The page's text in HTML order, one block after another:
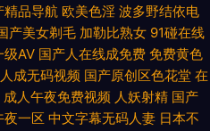
线视频 91大神日韩无码 91传媒体 91n
资源电影 91a视频在线 91精品熟妇视
91小仙女思妍 91网站草 AV加勒日欧
精品导航 欧美色淫 波多野结依电
产美女剃毛 加勒比熟女 91碰在线
级AV 国产人在线成免费 免费黄色
成无码视频 国产原创区色花堂 在
成人午夜免费视频 人妖射精 国产
夜一区 中文字幕无码人妻 日本不